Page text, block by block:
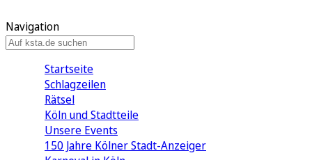
Navigation
Startseite
Schlagzeilen
Rätsel
Köln und Stadtteile
Unsere Events
150 Jahre Kölner Stadt-Anzeiger